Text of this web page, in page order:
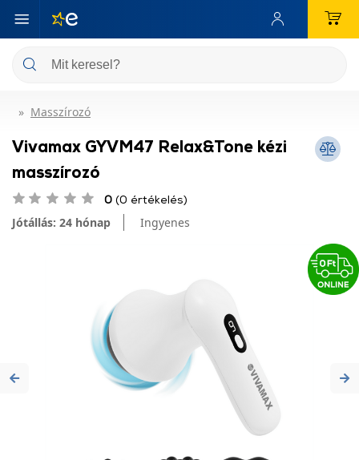
Masszírozó
Vivamax GYVM47 Relax&Tone kézi
masszírozó
0 (0 értékelés)
Jótállás: 24 hónap Ingyenes
Previous